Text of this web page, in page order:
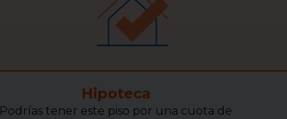
Hipoteca
Podrías tener este piso por una cuota de